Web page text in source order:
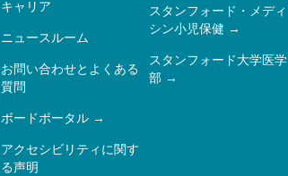
キャリア
ニュースルーム
お問い合わせとよくある
質問
ボードポータル
アクセシビリティに関す
る声明
スタンフォード・メディ
シン小児保健
スタンフォード大学医学
部